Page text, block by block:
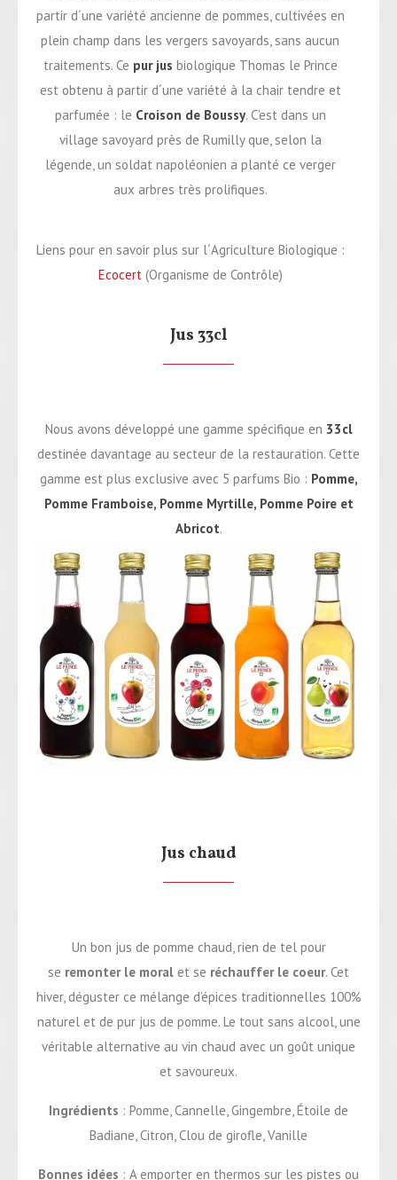
partir d´une variété ancienne de pommes, cultivées en
plein champ dans les vergers savoyards, sans aucun
traitements. Ce pur jus biologique Thomas le Prince
est obtenu à partir d´une variété à la chair tendre et
parfumée : le Croison de Boussy. C’est dans un
village savoyard près de Rumilly que, selon la
légende, un soldat napoléonien a planté ce verger
aux arbres très prolifiques.
Liens pour en savoir plus sur l´Agriculture Biologique :
Ecocert(Organisme de Contrôle)
Jus 33cl
Nous avons développé une gamme spécifique en 33cl
destinée davantage au secteur de la restauration. Cette
gamme est plus exclusive avec 5 parfums Bio : Pomme,
Pomme Framboise, Pomme Myrtille, Pomme Poire et
Abricot.
Jus chaud
Un bon jus de pomme chaud, rien de tel pour
se remonter le moral et se réchauffer le coeur. Cet
hiver, déguster ce mélange d’épices traditionnelles 100%
naturel et de pur jus de pomme. Le tout sans alcool, une
véritable alternative au vin chaud avec un goût unique
et savoureux.
Ingrédients : Pomme, Cannelle, Gingembre, Étoile de
Badiane, Citron, Clou de girofle, Vanille
Bonnes idées : A emporter en thermos sur les pistes ou